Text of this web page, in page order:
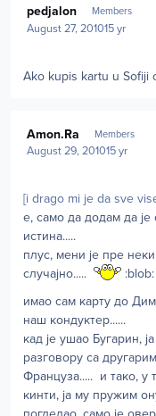
pedjalon Members
August 27, 201015 yr
Ako kupis kartu u Sofiji
Amon.Ra Members
August 29, 201015 yr
[i drago mi je da sve
е, само да додам да
истина.....
плус, мени је пре
случајно.....
:blob:
имао сам карту до
наш кондуктер......
кад је ушао Бугарин,
разговору са
Француза..... и тако, у
кинти, ја му пружим